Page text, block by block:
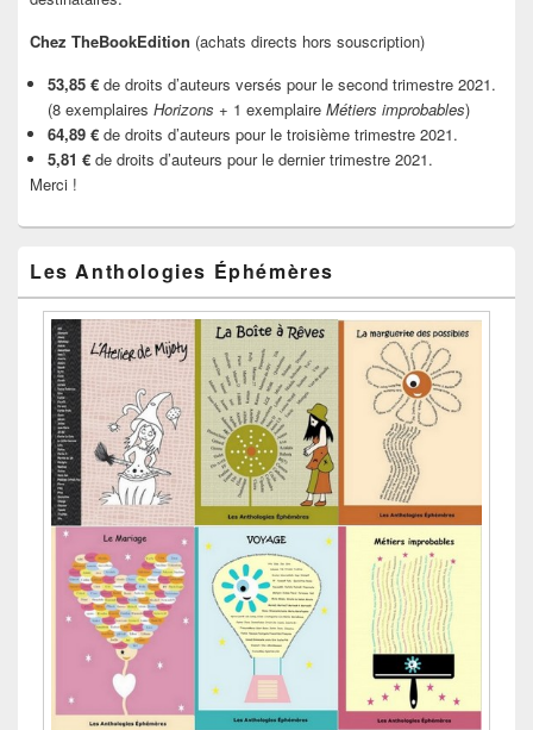
Chez TheBookEdition (achats directs hors souscription)
53,85 € de droits d’auteurs versés pour le second trimestre 2021.
(8 exemplaires Horizons + 1 exemplaire Métiers improbables)
64,89 € de droits d’auteurs pour le troisième trimestre 2021.
5,81 € de droits d’auteurs pour le dernier trimestre 2021.
Merci !
Les Anthologies Éphémères